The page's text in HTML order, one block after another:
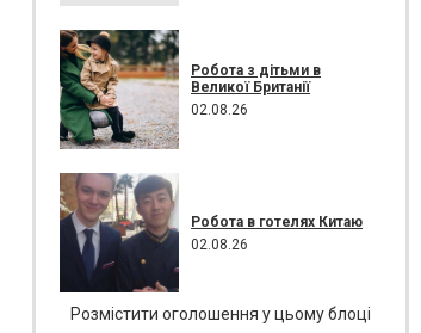
Робота з дітьми в
Великої Британії
02.08.26
Робота в готелях Китаю
02.08.26
Розмістити оголошення у цьому блоці